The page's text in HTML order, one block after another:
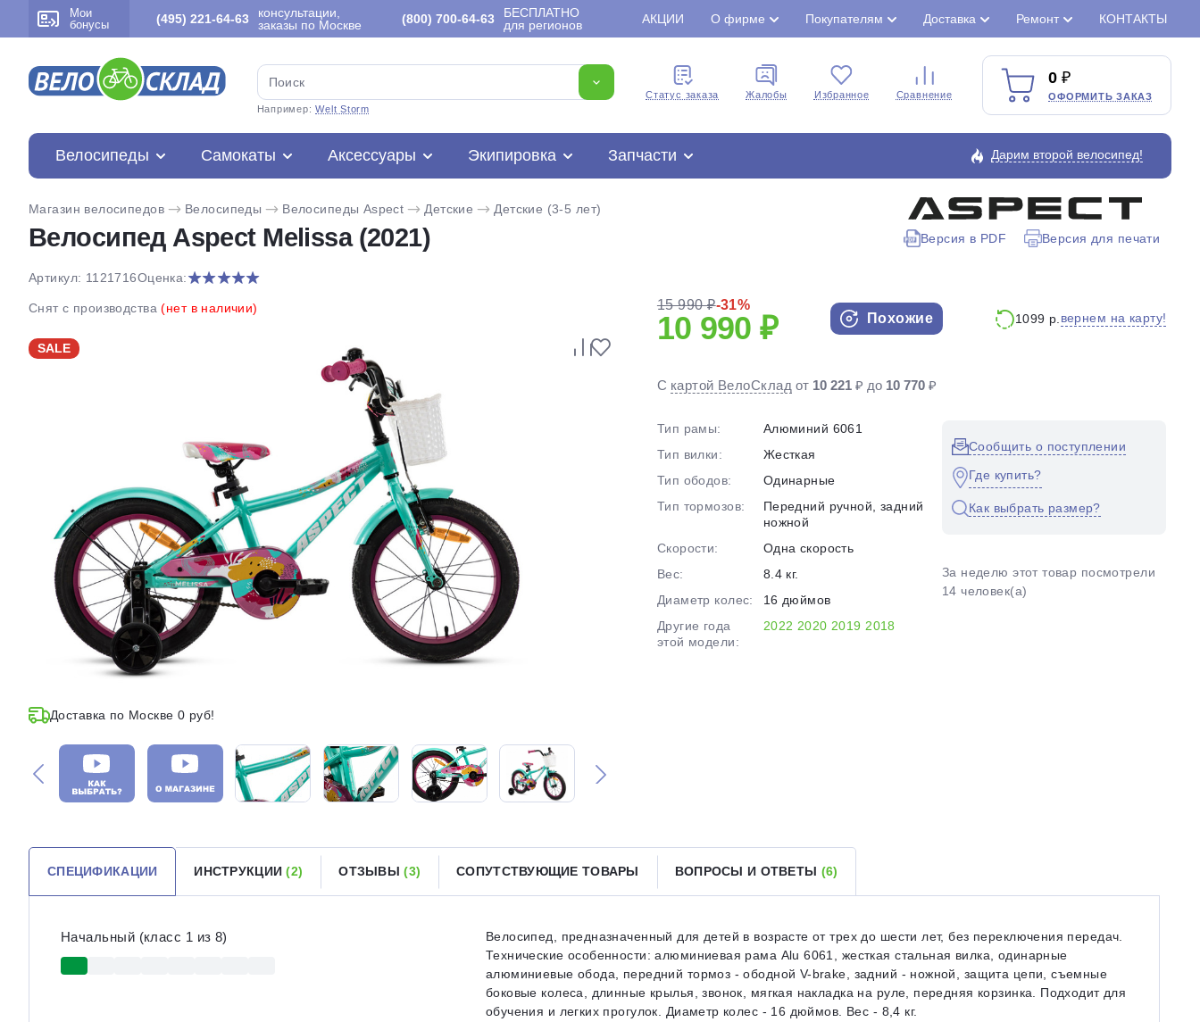
Мои
бонусы
(495) 221-64-63
консультации,
заказы по Москве
(800) 700-64-63
БЕСПЛАТНО
для регионов
АКЦИИ О фирме Покупателям Доставка Ремонт КОНТАКТЫ
Например:Welt Storm
Cтатус заказа Жалобы Избранное Сравнение
0
ОФОРМИТЬ ЗАКАЗ
Велосипеды Самокаты Аксессуары Экипировка Запчасти Дарим второй велосипед!
Магазин велосипедов Велосипеды Велосипеды Aspect Детские Детские (3-5 лет)
Велосипед Aspect Melissa (2021) Версия в PDF Версия для печати
Артикул: 1121716Оценка:
Снят с производства(нет в наличии)
SALE
Доставка по Москве 0 руб!
15 990 ₽-31%
10 990 ₽ Похожие 1099 р. вернем на карту!
С картой ВелоСклад от 10 221 ₽ до 10 770 ₽
Тип рамы:
Алюминий 6061
Тип вилки:
Жесткая
Тип ободов:
Одинарные
Тип тормозов:
Передний ручной, задний
ножной
Скорости:
Одна скорость
Вес:
8.4 кг.
Диаметр колес:
16 дюймов
Другие года
этой модели:
2022 2020 2019 2018
Сообщить о поступлении
Где купить?
Как выбрать размер?
За неделю этот товар посмотрели
14 человек(а)
СПЕЦИФИКАЦИИ ИНСТРУКЦИИ(2) ОТЗЫВЫ(3) СОПУТСТВУЮЩИЕ ТОВАРЫ ВОПРОСЫ И ОТВЕТЫ (6)
Начальный (класс 1 из 8)
Велосипед, предназначенный для детей в возрасте от трех до шести лет, без переключения передач.
Технические особенности: алюминиевая рама Alu 6061, жесткая стальная вилка, одинарные
алюминиевые обода, передний тормоз - ободной V-brake, задний - ножной, защита цепи, съемные
боковые колеса, длинные крылья, звонок, мягкая накладка на руле, передняя корзинка. Подходит для
обучения и легких прогулок. Диаметр колес - 16 дюймов. Вес - 8,4 кг.
Разбейте
на части
График платежей
Сегодня
25%
Добавляйте товары
25% картой любого банка
Оставшиеся75% будутсписываться
Подробнееоб оплате Плайтом